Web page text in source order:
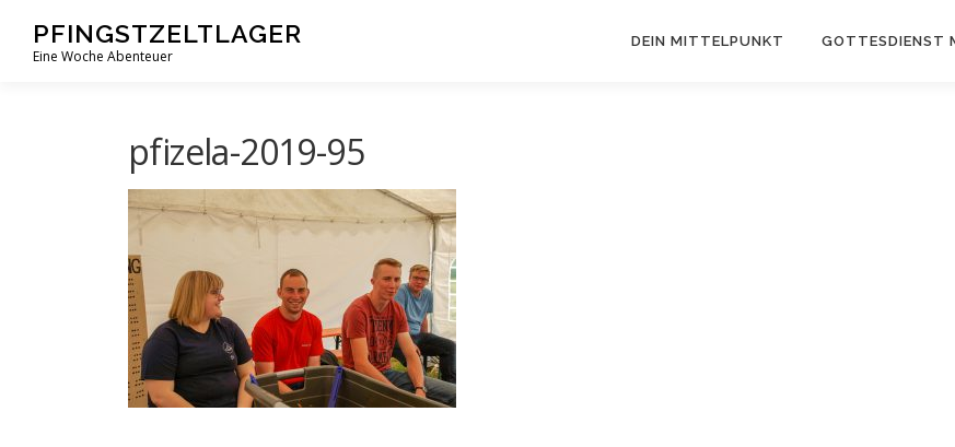
Inhalt
springen
PFINGSTZELTLAGER
Eine Woche Abenteuer
DEIN MITTELPUNKT GOTTESDIENST
pfizela-2019-95